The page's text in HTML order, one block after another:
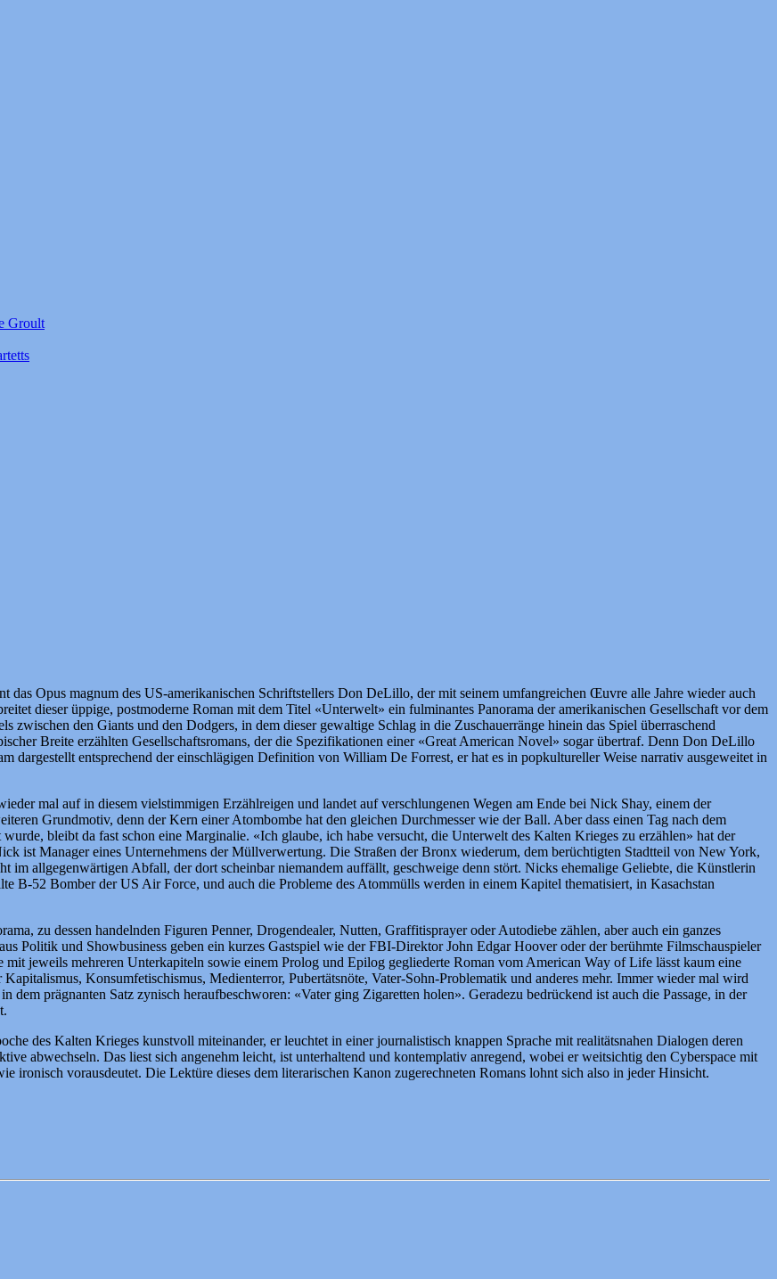
Groult
das Opus magnum des US-amerikanischen Schriftstellers Don DeLillo, der mit seinem umfangreichen Œuvre alle Jahre wieder auch
dieser üppige, postmoderne Roman mit dem Titel «Unterwelt» ein fulminantes Panorama der amerikanischen Gesellschaft vor dem
zwischen den Giants und den Dodgers, in dem dieser gewaltige Schlag in die Zuschauerränge hinein das Spiel überraschend
Breite erzählten Gesellschaftsromans, der die Spezifikationen einer «Great American Novel» sogar übertraf. Denn Don DeLillo
dargestellt entsprechend der einschlägigen Definition von William De Forrest, er hat es in popkultureller Weise narrativ ausgeweitet in
mal auf in diesem vielstimmigen Erzählreigen und landet auf verschlungenen Wegen am Ende bei Nick Shay, einem der
Grundmotiv, denn der Kern einer Atombombe hat den gleichen Durchmesser wie der Ball. Aber dass einen Tag nach dem
bleibt da fast schon eine Marginalie. «Ich glaube, ich habe versucht, die Unterwelt des Kalten Krieges zu erzählen» hat der
ist Manager eines Unternehmens der Müllverwertung. Die Straßen der Bronx wiederum, dem berüchtigten Stadtteil von New York,
im allgegenwärtigen Abfall, der dort scheinbar niemandem auffällt, geschweige denn stört. Nicks ehemalige Geliebte, die Künstlerin
B-52 Bomber der US Air Force, und auch die Probleme des Atommülls werden in einem Kapitel thematisiert, in Kasachstan
zu dessen handelnden Figuren Penner, Drogendealer, Nutten, Graffitisprayer oder Autodiebe zählen, aber auch ein ganzes
Politik und Showbusiness geben ein kurzes Gastspiel wie der FBI-Direktor John Edgar Hoover oder der berühmte Filmschauspieler
jeweils mehreren Unterkapiteln sowie einem Prolog und Epilog gegliederte Roman vom American Way of Life lässt kaum eine
Konsumfetischismus, Medienterror, Pubertätsnöte, Vater-Sohn-Problematik und anderes mehr. Immer wieder mal wird
dem prägnanten Satz zynisch heraufbeschworen: «Vater ging Zigaretten holen». Geradezu bedrückend ist auch die Passage, in der
des Kalten Krieges kunstvoll miteinander, er leuchtet in einer journalistisch knappen Sprache mit realitätsnahen Dialogen deren
abwechseln. Das liest sich angenehm leicht, ist unterhaltend und kontemplativ anregend, wobei er weitsichtig den Cyberspace mit
ironisch vorausdeutet. Die Lektüre dieses dem literarischen Kanon zugerechneten Romans lohnt sich also in jeder Hinsicht.